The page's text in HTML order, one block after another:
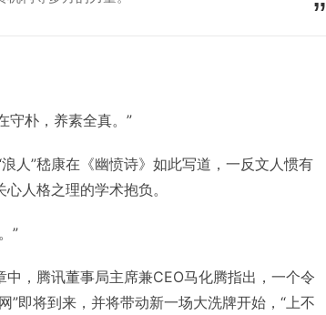
守朴，养素全真。”
人”嵇康在《幽愤诗》如此写道，一反文人惯有
人格之理的学术抱负。
”
，腾讯董事局主席兼CEO马化腾指出，一个令
”即将到来，并将带动新一场大洗牌开始，“上不